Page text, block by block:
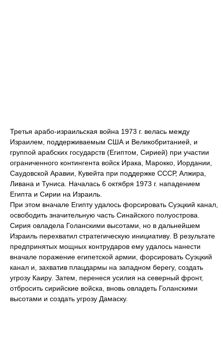
Третья арабо-израильская война 1973 г. велась между
Израилем, поддерживаемым США и Великобританией, и
группой арабских государств (Египтом, Сирией) при участии
ограниченного контингента войск Ирака, Марокко, Иордании,
Саудовской Аравии, Кувейта при поддержке СССР, Алжира,
Ливана и Туниса. Началась 6 октября 1973 г. нападением
Египта и Сирии на Израиль.
При этом вначале Египту удалось форсировать Суэцкий канал,
освободить значительную часть Синайского полуострова.
Сирия овладела Голанскими высотами, но в дальнейшем
Израиль перехватил стратегическую инициативу. В результате
предпринятых мощных контрударов ему удалось нанести
вначале поражение египетской армии, форсировать Суэцкий
канал и, захватив плацдармы на западном берегу, создать
угрозу Каиру. Затем, перенеся усилия на северный фронт,
отбросить сирийские войска, вновь овладеть Голанскими
высотами и создать угрозу Дамаску.